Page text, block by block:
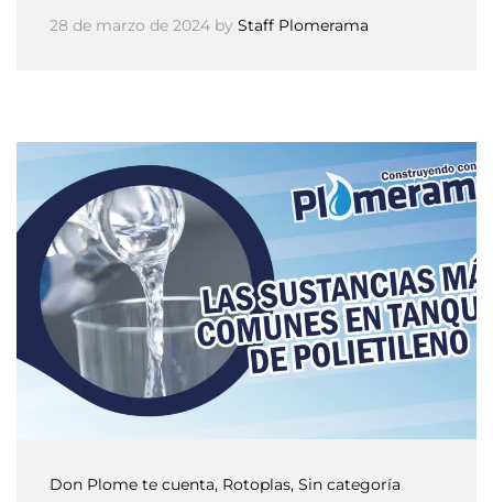
28 de marzo de 2024 by Staff Plomerama
Don Plome te cuenta, Rotoplas, Sin categoría